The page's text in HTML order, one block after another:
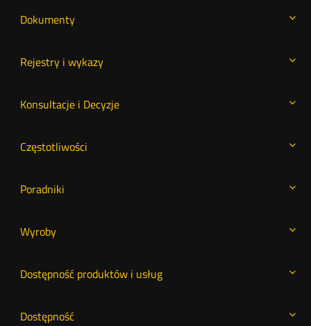
Dokumenty
Rejestry i wykazy
Konsultacje i Decyzje
Częstotliwości
Poradniki
Wyroby
Dostępność produktów i usług
Dostępność